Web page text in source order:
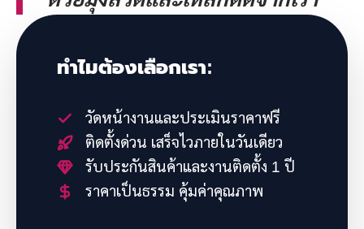
ทำไมต้องเลือกเรา:
วัดหน้างานและประเมินราคาฟรี
ติดตั้งด่วน เสร็จไวภายในวันเดียว
รับประกันสินค้าและงานติดตั้ง 1 ปี
ราคาเป็นธรรม คุ้มค่าคุณภาพ